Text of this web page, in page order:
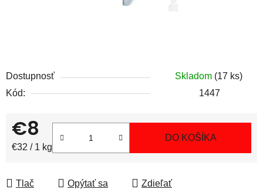
Dostupnosť Skladom (17 ks)
Kód:
1447
€8
Jednotková cena:
€32 / 1 kg
DO KOŠÍKA
Tlač Opýtať sa Zdieľať